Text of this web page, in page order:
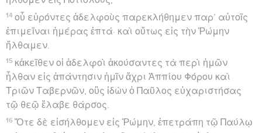
© Le Projet Biblique